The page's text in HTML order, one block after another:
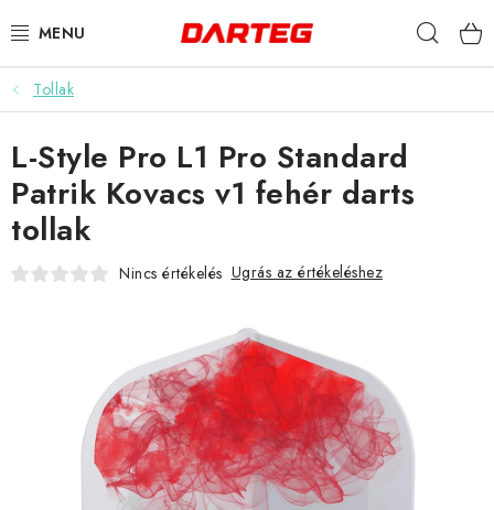
tartalomhoz
DARTS
DARTS TÁBLÁK
TARTOZÉKOK A TÁBLÁKHOZ
TOLLAK
KIEGÉSZÍTŐK
Tollak
L-Style Pro L1 Pro Standard
Patrik Kovacs v1 fehér darts
tollak
Nincs értékelés Ugrás az értékeléshez